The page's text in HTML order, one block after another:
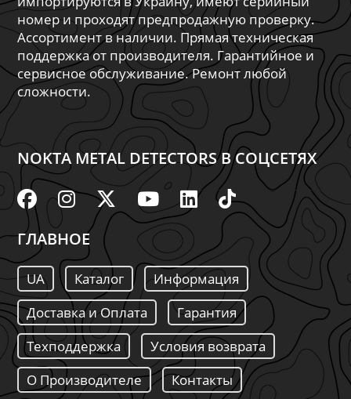
номер и проходят предпродажную проверку.
Ассортимент в наличии. Прямая техническая
поддержка от производителя. Гарантийное и
сервисное обслуживание. Ремонт любой
сложности.
NOKTA METAL DETECTORS В СОЦСЕТЯХ
ГЛАВНОЕ
UA Каталог
Информация
Доставка и Оплата
Гарантия
Техподдержка
Условия возврата
О Производителе
Контакты